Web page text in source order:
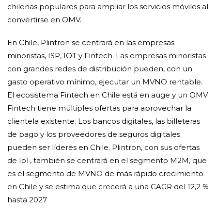
chilenas populares para ampliar los servicios móviles al
convertirse en OMV.
En Chile, Plintron se centrará en las empresas
minoristas, ISP, IOT y Fintech. Las empresas minoristas
con grandes redes de distribución pueden, con un
gasto operativo mínimo, ejecutar un MVNO rentable.
El ecosistema Fintech en Chile está en auge y un OMV
Fintech tiene múltiples ofertas para aprovechar la
clientela existente. Los bancos digitales, las billeteras
de pago y los proveedores de seguros digitales
pueden ser líderes en Chile. Plintron, con sus ofertas
de IoT, también se centrará en el segmento M2M, que
es el segmento de MVNO de más rápido crecimiento
en Chile y se estima que crecerá a una CAGR del 12,2 %
hasta 2027